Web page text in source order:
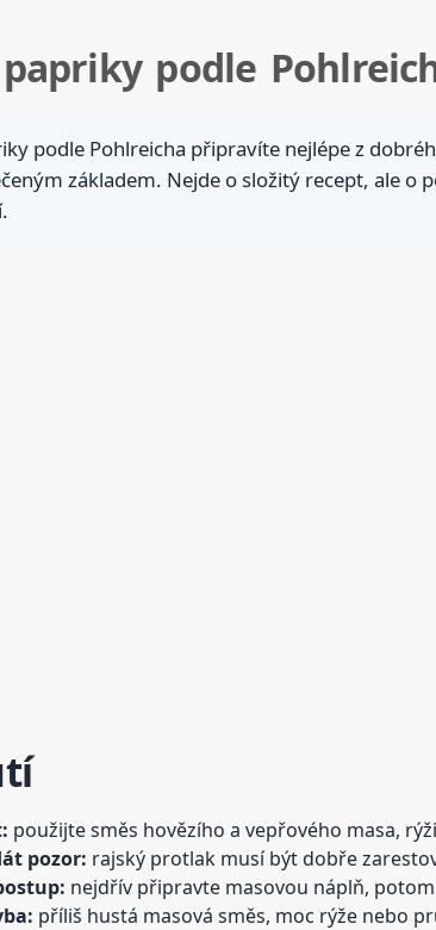
podle
podle Pohlreicha připravíte nejlépe z
základem. Nejde o složitý recept, ale
použijte směs hovězího a vepřového masa,
pozor: rajský protlak musí být dobře
nejdřív připravte masovou náplň,
příliš hustá masová směs, moc rýže nebo